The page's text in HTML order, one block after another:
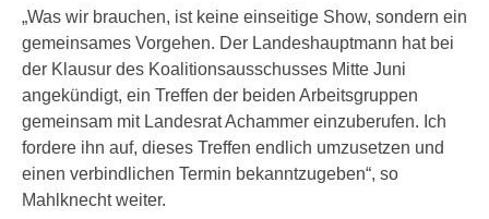
„Was wir brauchen, ist keine einseitige Show, sondern ein
gemeinsames Vorgehen. Der Landeshauptmann hat bei
der Klausur des Koalitionsausschusses Mitte Juni
angekündigt, ein Treffen der beiden Arbeitsgruppen
gemeinsam mit Landesrat Achammer einzuberufen. Ich
fordere ihn auf, dieses Treffen endlich umzusetzen und
einen verbindlichen Termin bekanntzugeben“, so
Mahlknecht weiter.